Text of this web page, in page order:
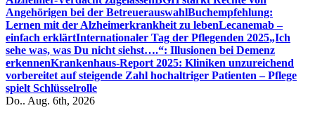
Angehörigen bei der BetreuerauswahlBuchempfehlung:
Lernen mit der Alzheimerkrankheit zu lebenLecanemab –
einfach erklärtInternationaler Tag der Pflegenden 2025„Ich
sehe was, was Du nicht siehst….“: Illusionen bei Demenz
erkennenKrankenhaus-Report 2025: Kliniken unzureichend
vorbereitet auf steigende Zahl hochaltriger Patienten – Pflege
spielt Schlüsselrolle
Do.. Aug. 6th, 2026